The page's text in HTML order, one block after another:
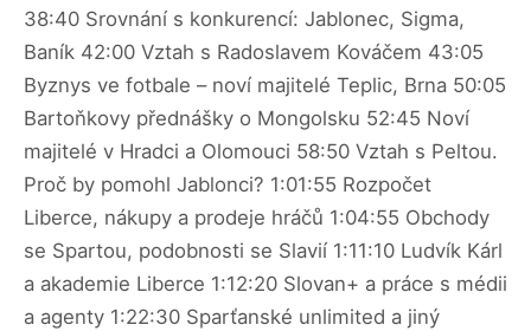
38:40 Srovnání s konkurencí: Jablonec, Sigma,
Baník 42:00 Vztah s Radoslavem Kováčem 43:05
Byznys ve fotbale – noví majitelé Teplic, Brna 50:05
Bartoňkovy přednášky o Mongolsku 52:45 Noví
majitelé v Hradci a Olomouci 58:50 Vztah s Peltou.
Proč by pomohl Jablonci? 1:01:55 Rozpočet
Liberce, nákupy a prodeje hráčů 1:04:55 Obchody
se Spartou, podobnosti se Slavií 1:11:10 Ludvík Kárl
a akademie Liberce 1:12:20 Slovan+ a práce s médii
a agenty 1:22:30 Sparťanské unlimited a jiný